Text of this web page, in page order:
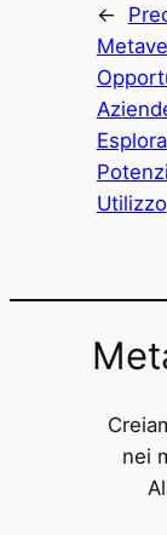
←
Utilizzo
nei